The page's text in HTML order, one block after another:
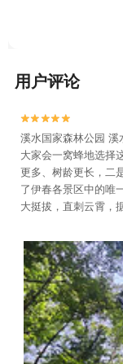
用户评论


溪水国家森林公园 溪
大家会一窝蜂地选择
更多、树龄更长，二
了伊春各景区中的唯
大挺拔，直刺云霄，
分钟就可以到达山
瞭望塔斜对面有一处
对拍照没有执念的朋
以沿百琴溪旁的木栈
里，溪水公园里遇到